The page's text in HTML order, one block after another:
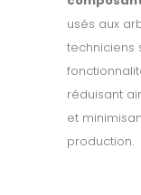
usés aux
techniciens
réduisant
et
production.